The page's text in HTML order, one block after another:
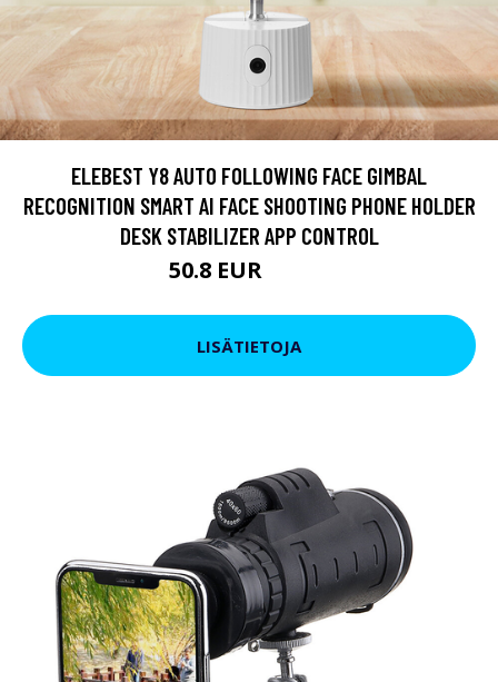
ELEBEST Y8 AUTO FOLLOWING FACE GIMBAL
RECOGNITION SMART AI FACE SHOOTING PHONE HOLDER
DESK STABILIZER APP CONTROL
50.8 EUR
LISÄTIETOJA